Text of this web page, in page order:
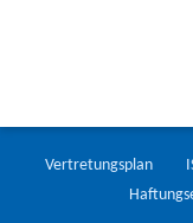
Vertretungsplan